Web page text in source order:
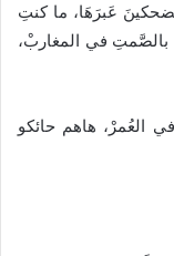
عَبرَهَا، ما كنتِ
بالصَّمتِ في المغاربْ،
العُمرْ، هاهم حائكو